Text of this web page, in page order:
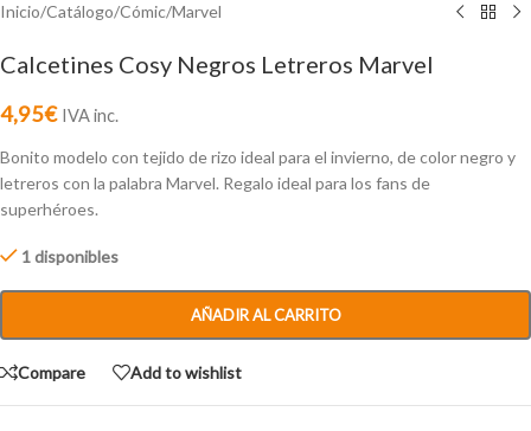
Inicio/Catálogo/Cómic/Marvel
Calcetines Cosy Negros Letreros Marvel
4,95€ IVA inc.
Bonito modelo con tejido de rizo ideal para el invierno, de color negro y
letreros con la palabra Marvel. Regalo ideal para los fans de
superhéroes.
1 disponibles
AÑADIR AL CARRITO
Compare Add to wishlist